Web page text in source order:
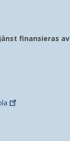
finansieras av